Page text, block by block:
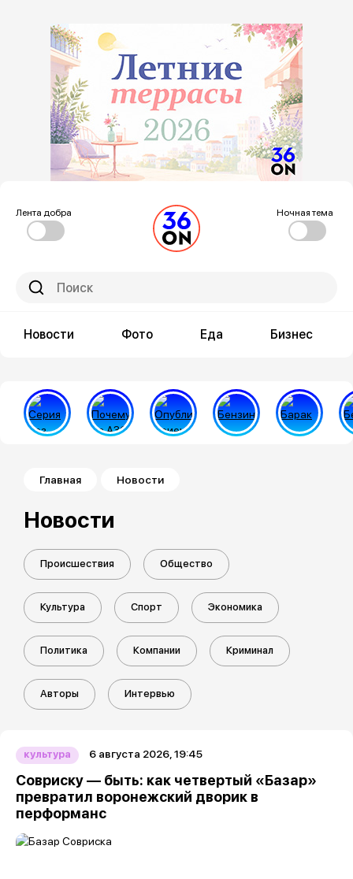
Лента добра Ночная тема
Новости Фото Еда Бизнес
Строка навигации
Главная Новости
Новости
Происшествия Общество
Культура Спорт Экономика
Политика Компании Криминал
Авторы Интервью
культура 6 августа 2026, 19:45
Совриску — быть: как четвертый «Базар»
превратил воронежский дворик в
перформанс